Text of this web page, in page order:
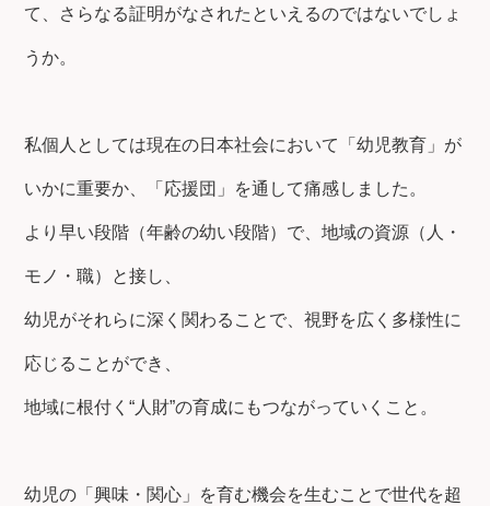
て、さらなる証明がなされたといえるのではないでしょ
うか。
私個人としては現在の日本社会において「幼児教育」が
いかに重要か、「応援団」を通して痛感しました。
より早い段階（年齢の幼い段階）で、地域の資源（人・
モノ・職）と接し、
幼児がそれらに深く関わることで、視野を広く多様性に
応じることができ、
地域に根付く“人財”の育成にもつながっていくこと。
幼児の「興味・関心」を育む機会を生むことで世代を超